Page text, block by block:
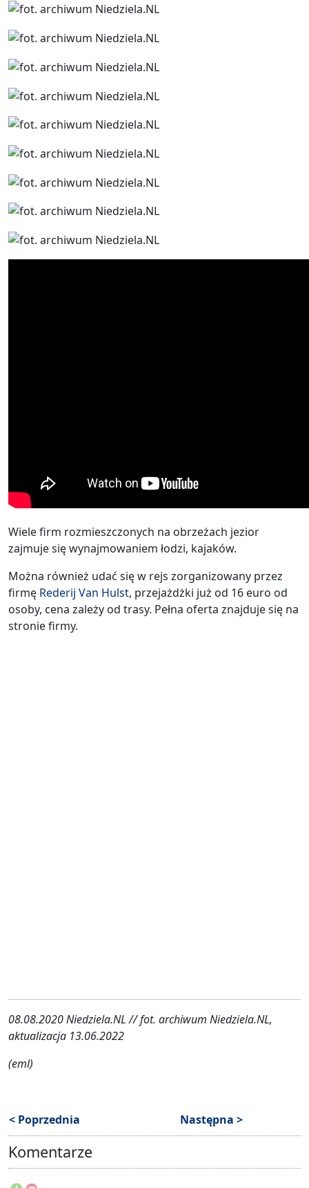
Wiele firm rozmieszczonych na obrzeżach jezior
zajmuje się wynajmowaniem łodzi, kajaków.
Można również udać się w rejs zorganizowany przez
firmę Rederij Van Hulst, przejażdżki już od 16 euro od
osoby, cena zależy od trasy. Pełna oferta znajduje się na
stronie firmy.
08.08.2020 Niedziela.NL // fot. archiwum Niedziela.NL,
aktualizacja 13.06.2022
(eml)
< Poprzednia Następna >
Komentarze